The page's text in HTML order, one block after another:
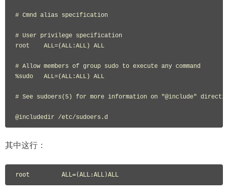
# Cmnd alias specification
# User privilege specification
root    ALL=(ALL:ALL) ALL
# Allow members of group sudo to execute any command
%sudo   ALL=(ALL:ALL) ALL
# See sudoers(5) for more information on "@include"
@includedir /etc/sudoers.d
其中这行：
root         ALL=(ALL:ALL)ALL